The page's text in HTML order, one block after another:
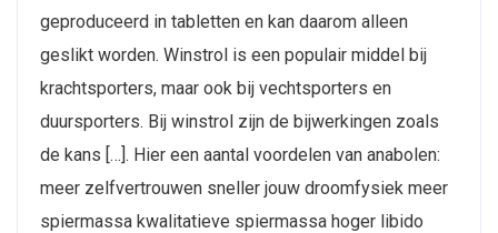
geproduceerd in tabletten en kan daarom alleen
geslikt worden. Winstrol is een populair middel bij
krachtsporters, maar ook bij vechtsporters en
duursporters. Bij winstrol zijn de bijwerkingen zoals
de kans […]. Hier een aantal voordelen van anabolen:
meer zelfvertrouwen sneller jouw droomfysiek meer
spiermassa kwalitatieve spiermassa hoger libido